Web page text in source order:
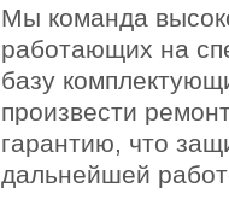
Мы команда
работающих на
базу
произвести
гарантию, что
дальнейшей